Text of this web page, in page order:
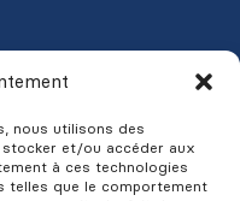
nous utilisons des
et/ou accéder aux
à ces technologies
telles que le comportement